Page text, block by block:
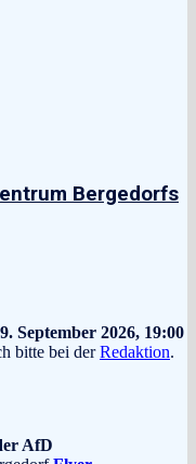
Bergedorfs
September 2026, 19:00
bitte bei derRedaktion.
AfD